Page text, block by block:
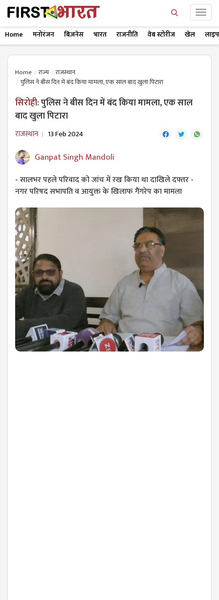
Home मनोरंजन बिज़नेस भारत राजनीति वेब स्टोरीज खेल
Home राज्य
राजस्थान
पुलिस ने बीस दिन में बंद किया मामला, एक साल बाद खुला पिटारा
सिरोही:पुलिस ने बीस दिन में बंद किया मामला, एक साल
बाद खुला पिटारा
राजस्थान 13 Feb 2024
Ganpat Singh Mandoli
- सालभर पहले परिवाद को जांच में रख किया था दाखिले दफ्तर -
नगर परिषद सभापति व आयुक्त के खिलाफ गैंगरेप का मामला